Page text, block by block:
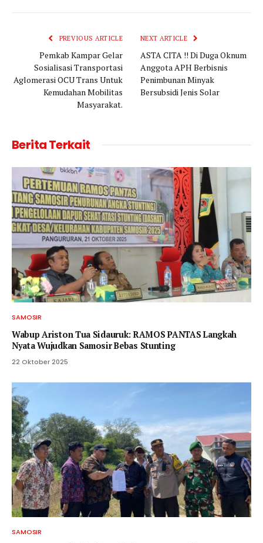
PREVIOUS ARTICLE
Pemkab Kampar Gelar
Sosialisasi Transportasi
Aglomerasi OCU Trans Untuk
Kemudahan Mobilitas
Masyarakat.
NEXT ARTICLE
ASTA CITA !! Di Duga Oknum
Anggota APH Berbisnis
Penimbunan Minyak
Bersubsidi Jenis Solar
Berita Terkait
SAMOSIR
Wabup Ariston Tua Sidauruk: RAMOS PANTAS Langkah
Nyata Wujudkan Samosir Bebas Stunting
22 Oktober 2025
SAMOSIR